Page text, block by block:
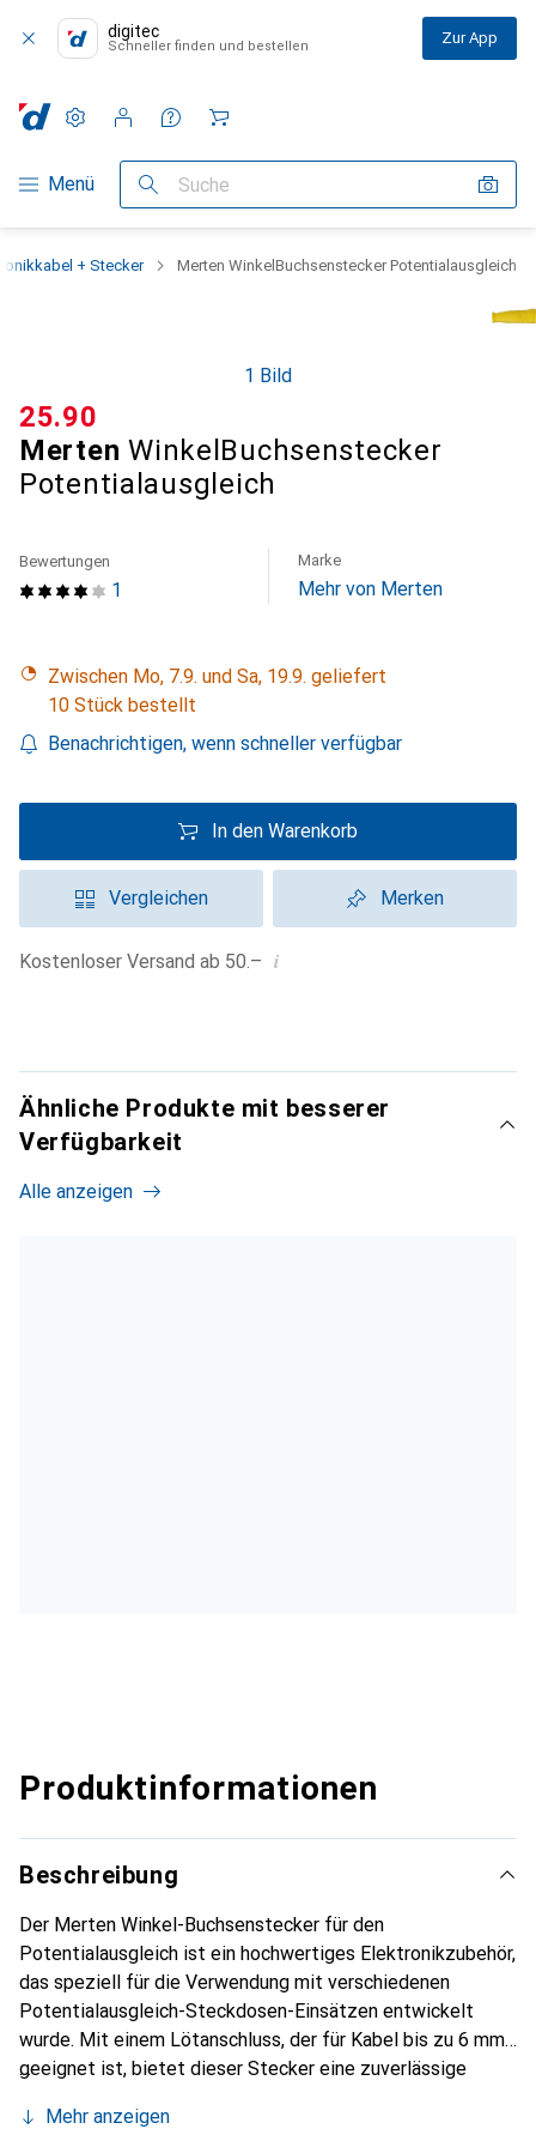
digitec
Schneller finden und bestellen Zur App
Navigation nach Kategorien
Menü Suche
Einstellungen
Kundenkonto
Vergleichslisten
Merklisten
Warenkorb
+ Stecker Merten WinkelBuchsenstecker Potentialausgleich
1 Bild
Merten WinkelBuchsenstecker
Potentialausgleich
CHF
25.90
1
Bewertungen Marke
Mehr von Merten
Zwischen Mo, 7.9. und Sa, 19.9. geliefert
10 Stück bestellt
Benachrichtigen, wenn schneller verfügbar
In den Warenkorb
Vergleichen Merken
Kostenloser Versand ab 50.– i
Ähnliche Produkte mit besserer
Verfügbarkeit
Alle anzeigen
Produktinformationen
Beschreibung
Der Merten Winkel-Buchsenstecker für den
Potentialausgleich ist ein hochwertiges Elektronikzubehör,
das speziell für die Verwendung mit verschiedenen
Potentialausgleich-Steckdosen-Einsätzen entwickelt
wurde. Mit einem Lötanschluss, der für Kabel bis zu 6 mm²
geeignet ist, bietet dieser Stecker eine zuverlässige
Buchsenstecker ist aus robustem Metall gefertigt, was
Mehr anzeigen